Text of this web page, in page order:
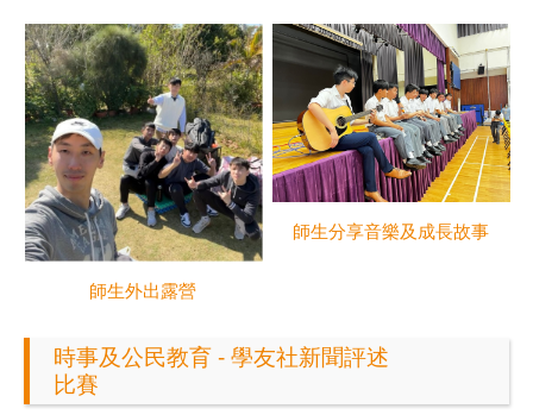
師生外出露營
師生分享音樂及成長故事
時事及公民教育 - 學友社新聞評述
比賽